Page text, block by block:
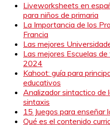
Liveworksheets en
para niños de primaria
La Importancia de los
Francia
Las mejores
Las mejores Escuelas
2024
Kahoot: guía para
educativos
Analizador sintactico de
sintaxis
15 Juegos para enseñar
Qué es el contenido